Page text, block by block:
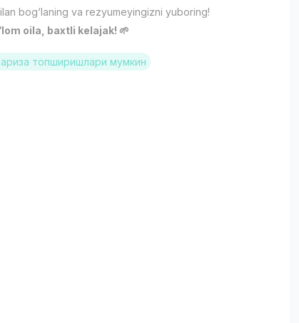
bog‘laning va rezyumeyingizni yuboring!
oila, baxtli kelajak! 🌱
ариза топширишлари мумкин